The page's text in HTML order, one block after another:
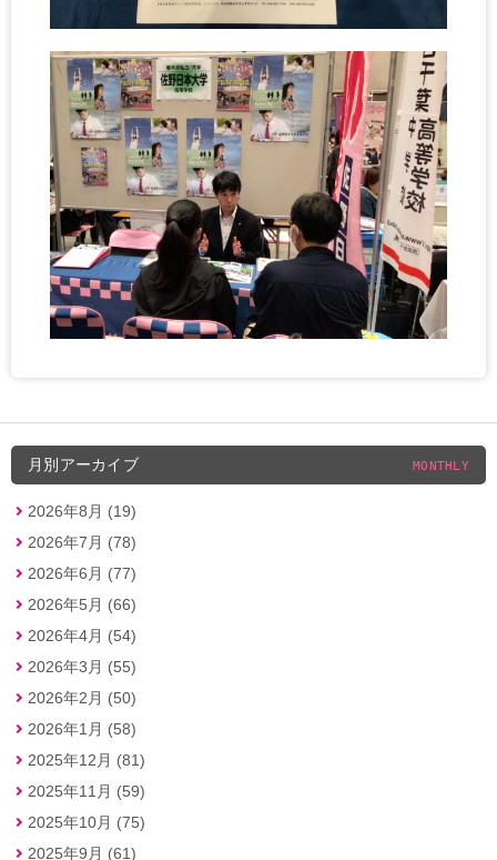
月別アーカイブ MONTHLY
2026年8月 (19)
2026年7月 (78)
2026年6月 (77)
2026年5月 (66)
2026年4月 (54)
2026年3月 (55)
2026年2月 (50)
2026年1月 (58)
2025年12月 (81)
2025年11月 (59)
2025年10月 (75)
2025年9月 (61)